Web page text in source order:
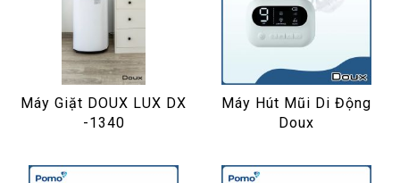
Máy Giặt DOUX LUX DX
-1340
Máy Hút Mũi Di Động
Doux